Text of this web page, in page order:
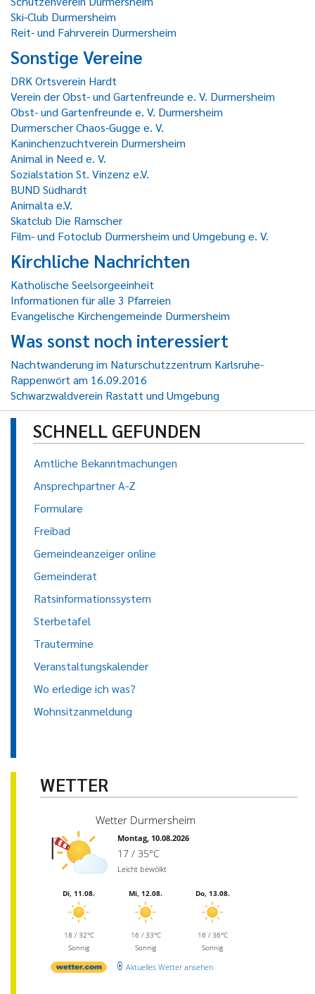
Ski-Club Durmersheim
Reit- und Fahrverein Durmersheim
Sonstige Vereine
DRK Ortsverein Hardt
Verein der Obst- und Gartenfreunde e. V. Durmersheim
Obst- und Gartenfreunde e. V. Durmersheim
Durmerscher Chaos-Gugge e. V.
Kaninchenzuchtverein Durmersheim
Animal in Need e. V.
Sozialstation St. Vinzenz e.V.
BUND Südhardt
Animalta e.V.
Skatclub Die Ramscher
Film- und Fotoclub Durmersheim und Umgebung e. V.
Kirchliche Nachrichten
Katholische Seelsorgeeinheit
Informationen für alle 3 Pfarreien
Evangelische Kirchengemeinde Durmersheim
Was sonst noch interessiert
Nachtwanderung im Naturschutzzentrum Karlsruhe-
Rappenwört am 16.09.2016
Schwarzwaldverein Rastatt und Umgebung
SCHNELL GEFUNDEN
Amtliche Bekanntmachungen
Ansprechpartner A-Z
Formulare
Freibad
Gemeindeanzeiger online
Gemeinderat
Ratsinformationssystem
Sterbetafel
Trautermine
Veranstaltungskalender
Wo erledige ich was?
Wohnsitzanmeldung
WETTER
Wetter Durmersheim
Montag, 10.08.2026
17 / 35°C
Leicht bewölkt
Di, 11.08.
18 / 32°C
Sonnig
Mi, 12.08.
16 / 33°C
Sonnig
Do, 13.08.
16 / 36°C
Sonnig
Aktuelles Wetter ansehen